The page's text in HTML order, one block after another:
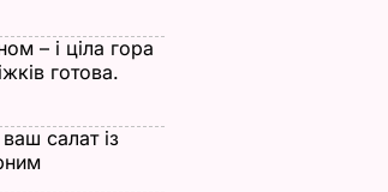
– і ціла гора
готова.
салат із